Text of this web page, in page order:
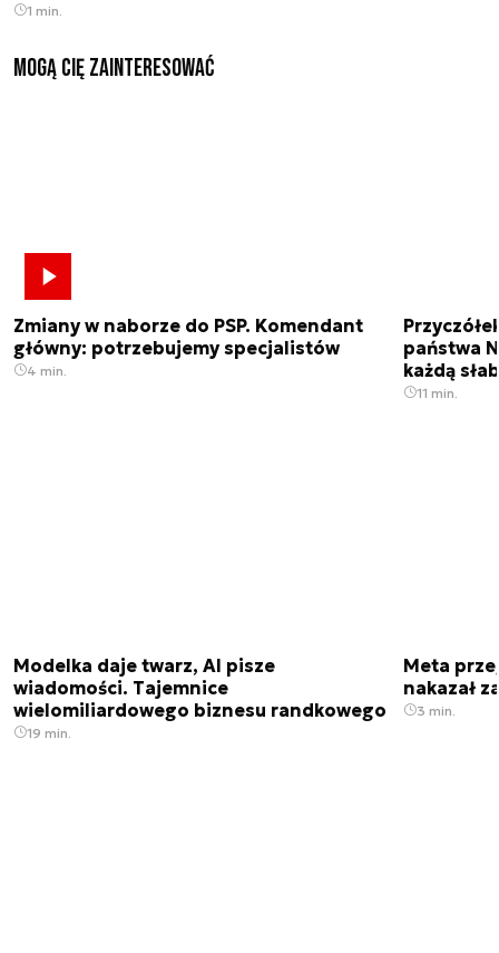
1 min.
Mogą Cię zainteresować
Zmiany w naborze do PSP. Komendant
główny: potrzebujemy specjalistów
4 min.
państwa
każdą
11 min.
Modelka daje twarz, AI pisze
wiadomości. Tajemnice
wielomiliardowego biznesu randkowego
19 min.
Meta
nakazał
3 min.